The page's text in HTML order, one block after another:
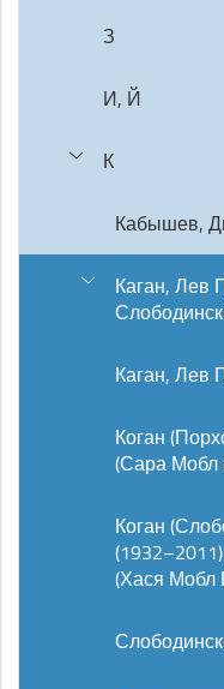
З
И, Й
К
Кабышев,
Каган, Лев
Каган, Лев
Коган
(Сара Мобл
Коган
(Хася Мобл